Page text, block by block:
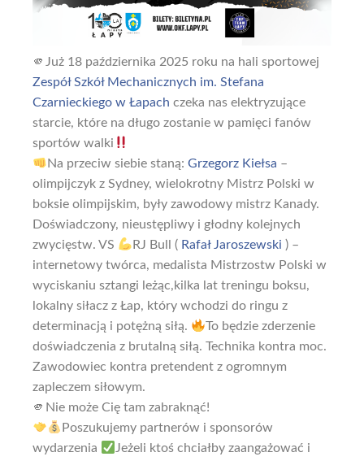
🫵Już 18 października 2025 roku na hali sportowej
Zespół Szkół Mechanicznych im. Stefana
Czarnieckiego w Łapach czeka nas elektryzujące
starcie, które na długo zostanie w pamięci fanów
sportów walki
Na przeciw siebie staną:Grzegorz Kiełsa –
olimpijczyk z Sydney, wielokrotny Mistrz Polski w
boksie olimpijskim, były zawodowy mistrz Kanady.
Doświadczony, nieustępliwy i głodny kolejnych
zwycięstw. VS
RJ Bull ( Rafał Jaroszewski ) –
internetowy twórca, medalista Mistrzostw Polski w
wyciskaniu sztangi leżąc,kilka lat treningu boksu,
lokalny siłacz z Łap, który wchodzi do ringu z
determinacją i potężną siłą.
To będzie zderzenie
doświadczenia z brutalną siłą. Technika kontra moc.
Zawodowiec kontra pretendent z ogromnym
zapleczem siłowym.
🫵Nie może Cię tam zabraknąć!
Poszukujemy partnerów i sponsorów
wydarzenia
Jeżeli ktoś chciałby zaangażować i